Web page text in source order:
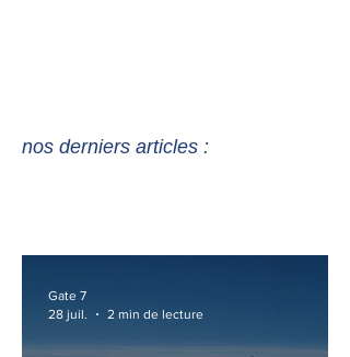
nos derniers articles :
Gate 7
28 juil.
2 min de lecture